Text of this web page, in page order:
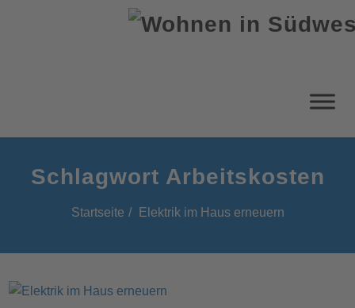
Schlagwort Arbeitskosten
Startseite Elektrik im Haus erneuern